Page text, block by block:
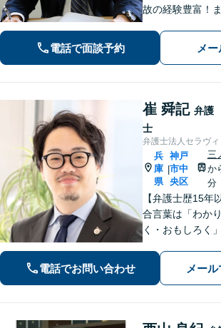
故の経験豊富！
決策をご提案い
学大学院（ロー
電話で面談予約 メ
崔 舜記 弁護
士
弁護士法人セラヴィ
兵
庫
県
|
神戸
市中
央区
三
か
分
【弁護士歴15年
合言葉は「わか
く・おもしろく
広い領域をカバ
談可能】【初回
電話でお問い合わせ メー